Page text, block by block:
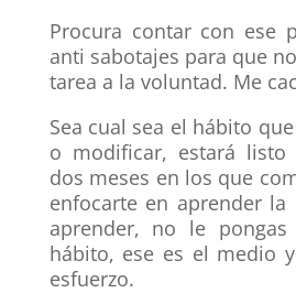
Procura contar con ese
anti sabotajes para que
tarea a la voluntad. Me
Sea cual sea el hábito
o modificar, estará listo
dos meses en los que
enfocarte en aprender
aprender, no le pongas
hábito, ese es el medio
esfuerzo.